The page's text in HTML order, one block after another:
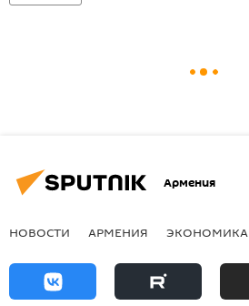
Армения
НОВОСТИ АРМЕНИЯ ЭКОНОМИКА